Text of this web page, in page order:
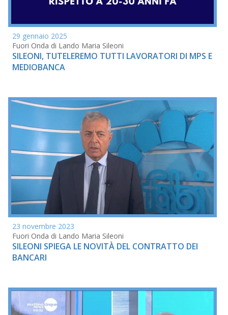
29 gennaio 2025
Fuori Onda di Lando Maria Sileoni
SILEONI, TUTELEREMO TUTTI LAVORATORI DI MPS E
MEDIOBANCA
23 novembre 2023
Fuori Onda di Lando Maria Sileoni
SILEONI SPIEGA LE NOVITÀ DEL CONTRATTO DEI
BANCARI